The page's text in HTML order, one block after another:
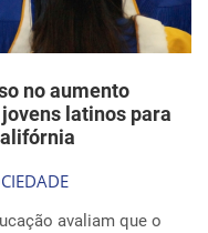
no aumento
latinos para
avaliam que o